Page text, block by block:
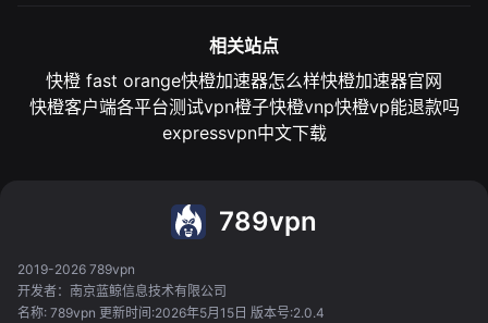
相关站点
快橙 fast orange快橙加速器怎么样快橙加速器官网
快橙客户端各平台测试vpn橙子快橙vnp快橙vp能退款吗
expressvpn中文下载
789vpn
2019-2026 789vpn
开发者：南京蓝鲸信息技术有限公司
名称: 789vpn 更新时间:2026年5月15日 版本号:2.0.4